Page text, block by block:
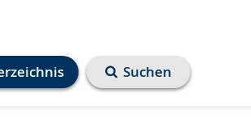
Suchen